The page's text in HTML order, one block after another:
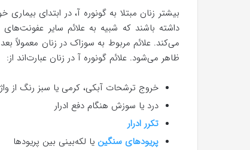
بیشتر زنان مبتلا به گونوره آ، در ابتدای
داشته باشند که شبیه به علائم سایر عفونت‌های
می‌کند. علائم مربوط به سوزاک در زنان معمولاً
ظاهر می‌شود. علائم گونوره آ در زنان عبارت‌اند از:
خروج ترشحات آبکی، کرمی یا سبز رنگ از
درد یا سوزش هنگام دفع ادرار
تکرر ادرار
پریودهای سنگین‌ یا لکه‌بینی بین پریودها